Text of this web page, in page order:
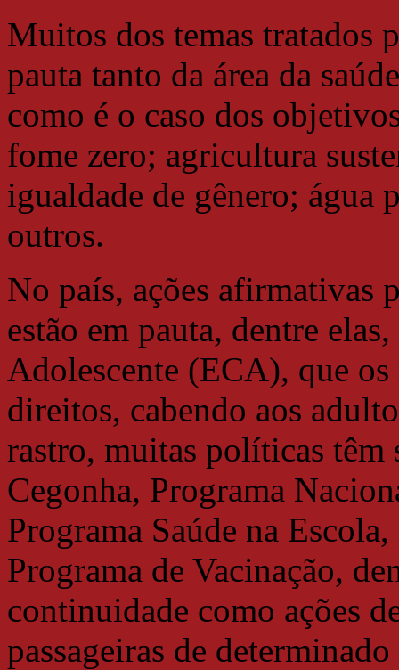
Muitos dos temas tratados
pauta tanto da área da
como é o caso dos
fome zero; agricultura
igualdade de gênero; água
outros.
No país, ações afirmativas
estão em pauta, dentre
Adolescente (ECA), que
direitos, cabendo aos
rastro, muitas políticas têm
Cegonha, Programa
Programa Saúde na
Programa de Vacinação,
continuidade como ações
passageiras de